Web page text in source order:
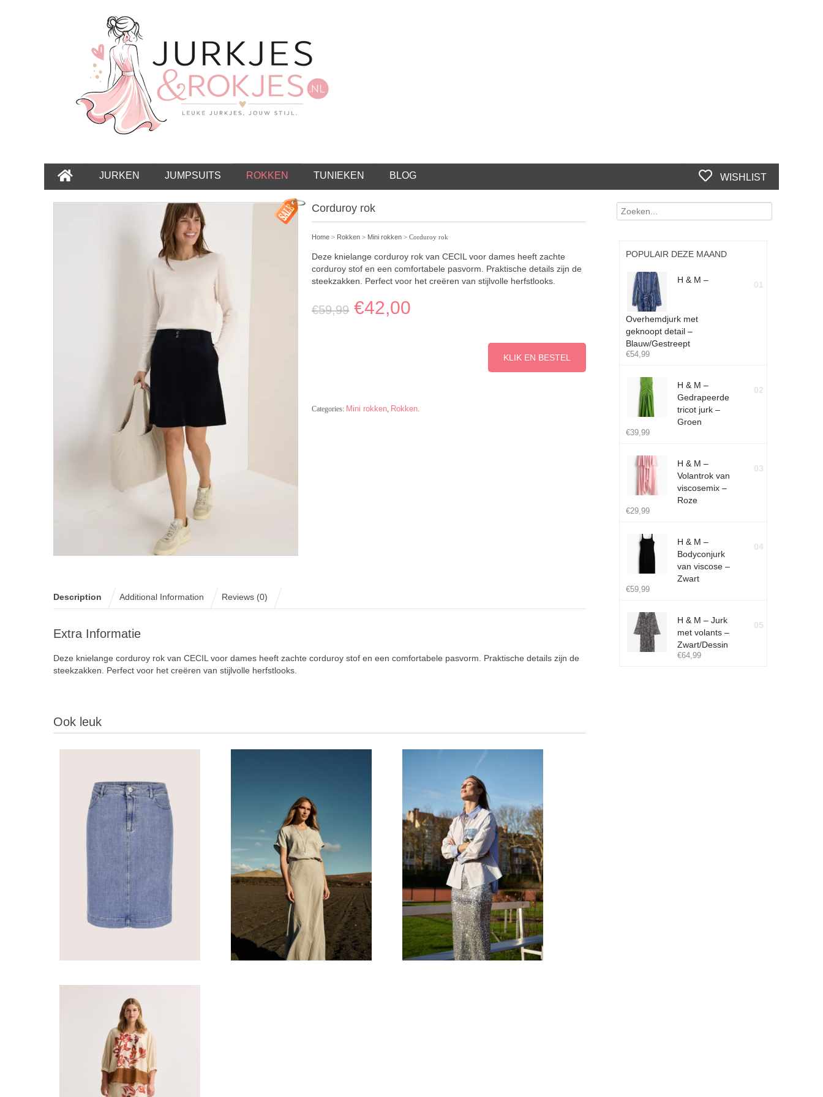
JURKEN JUMPSUITS ROKKEN TUNIEKEN BLOG WISHLIST
Corduroy rok
Home > Rokken > Mini rokken > Corduroy rok
Deze knielange corduroy rok van CECIL voor dames heeft zachte
corduroy stof en een comfortabele pasvorm. Praktische details zijn de
steekzakken. Perfect voor het creëren van stijlvolle herfstlooks.
€59,99 €42,00
KLIK EN BESTEL
Categories: Mini rokken Rokken
Description Additional Information Reviews (0)
Extra Informatie
Deze knielange corduroy rok van CECIL voor dames heeft zachte corduroy stof en een comfortabele pasvorm. Praktische details zijn de
steekzakken. Perfect voor het creëren van stijlvolle herfstlooks.
Ook leuk
POPULAIR DEZE MAAND
H & M –
Overhemdjurk met
geknoopt detail –
Blauw/Gestreept
€54,99
01
H & M –
Gedrapeerde
tricot jurk –
Groen
€39,99
02
H & M –
Volantrok van
viscosemix –
Roze
€29,99
03
H & M –
Bodyconjurk
van viscose –
Zwart
€59,99
04
H & M – Jurk
met volants –
Zwart/Dessin
€64,99
05